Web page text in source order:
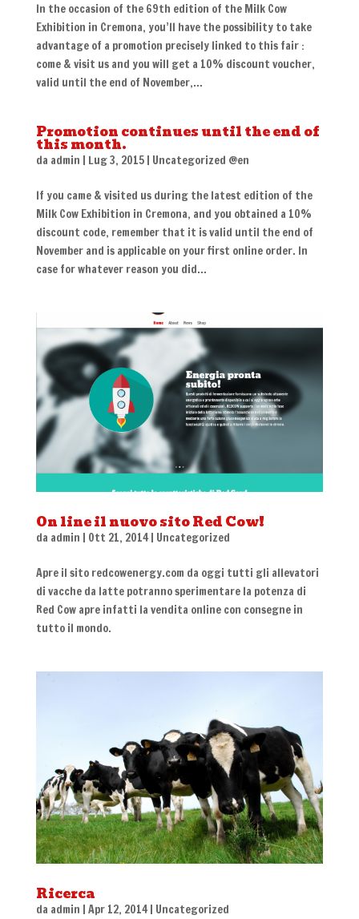
In the occasion of the 69th edition of the Milk Cow
Exhibition in Cremona, you’ll have the possibility to take
advantage of a promotion precisely linked to this fair :
come & visit us and you will get a 10% discount voucher,
valid until the end of November,...
Promotion continues until the end of
this month.
da admin | Lug 3, 2015| Uncategorized @en
If you came & visited us during the latest edition of the
Milk Cow Exhibition in Cremona, and you obtained a 10%
discount code, remember that it is valid until the end of
November and is applicable on your first online order. In
case for whatever reason you did...
On line il nuovo sito Red Cow!
da admin | Ott 21, 2014| Uncategorized
Apre il sito redcowenergy.com da oggi tutti gli allevatori
di vacche da latte potranno sperimentare la potenza di
Red Cow apre infatti la vendita online con consegne in
tutto il mondo.
Ricerca
da admin | Apr 12, 2014| Uncategorized